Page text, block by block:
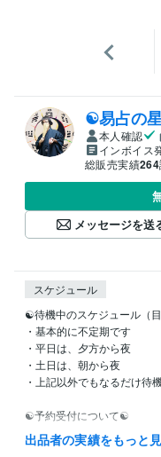
☯易占の
本人確認
インボイス
総販売実績264
メッセージを送
スケジュール
☯待機中のスケジュール（
・基本的に不定期です
・平日は、夕方から夜
・土日は、朝から夜
・上記以外でもなるだけ待
☯予約受付について☯
・スムーズな鑑定の為に予
・ココナラの設定上一時間
出品者の実績をもっと